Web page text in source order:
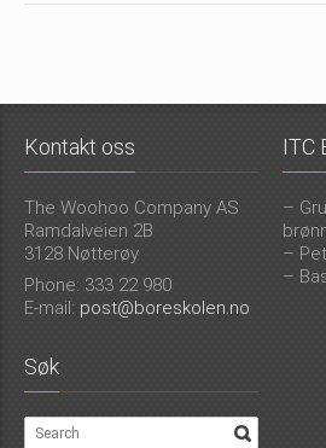
Kontakt oss
The Woohoo Company AS
Ramdalveien 2B
3128 Nøtterøy
Phone: 333 22 980
E-mail: post@boreskolen.no
ITC
–
–
–
Søk